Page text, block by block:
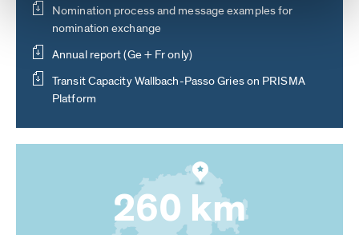
Nomination process and message examples for
nomination exchange
Annual report (Ge + Fr only)
Transit Capacity Wallbach-Passo Gries on PRISMA
Platform
260 km